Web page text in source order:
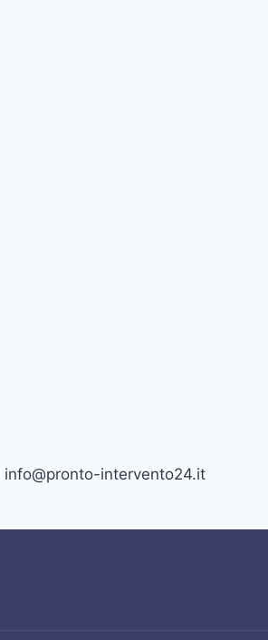
info@pronto-intervento24.it